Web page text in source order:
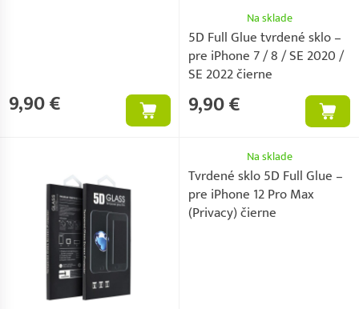
9,90 €
Na sklade
5D Full Glue tvrdené sklo –
pre iPhone 7 / 8 / SE 2020 /
SE 2022 čierne
9,90 €
Na sklade
Tvrdené sklo 5D Full Glue –
pre iPhone 12 Pro Max
(Privacy) čierne